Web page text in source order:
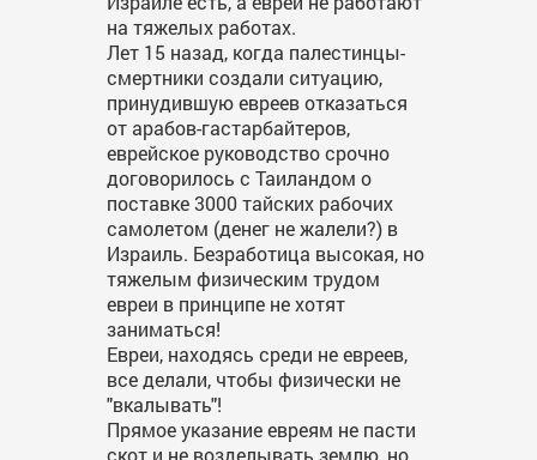
на тяжелых работах.
Лет 15 назад, когда палестинцы-
смертники создали ситуацию,
принудившую евреев отказаться
от арабов-гастарбайтеров,
еврейское руководство срочно
договорилось с Таиландом о
поставке 3000 тайских рабочих
самолетом (денег не жалели?) в
Израиль. Безработица высокая, но
тяжелым физическим трудом
евреи в принципе не хотят
заниматься!
Евреи, находясь среди не евреев,
все делали, чтобы физически не
"вкалывать"!
Прямое указание евреям не пасти
скот и не возделывать землю, но